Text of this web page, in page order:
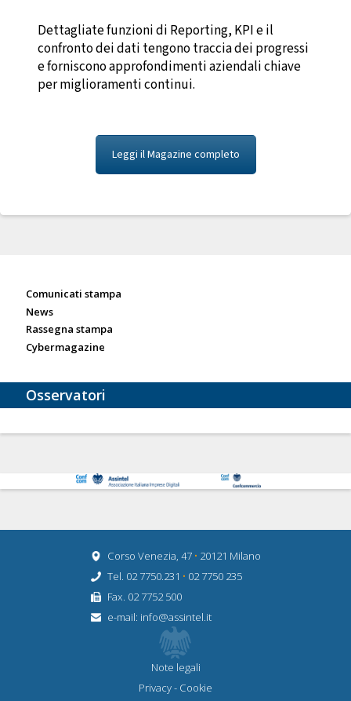
Dettagliate funzioni di Reporting, KPI e il
confronto dei dati tengono traccia dei progressi
e forniscono approfondimenti aziendali chiave
per miglioramenti continui.
Leggi il Magazine completo
Comunicati stampa
News
Rassegna stampa
Cybermagazine
Osservatori
Corso Venezia, 47 • 20121 Milano
Tel. 02 7750.231 • 02 7750 235
Fax. 02 7752 500
e-mail: info@assintel.it
Note legali
Privacy- Cookie